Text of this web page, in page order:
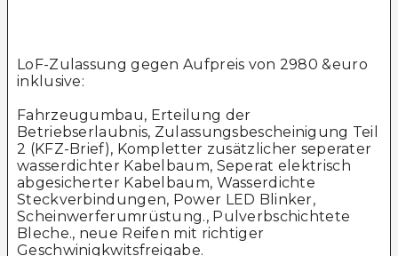
LoF-Zulassung gegen Aufpreis von 2980 &euro
inklusive:
Fahrzeugumbau, Erteilung der
Betriebserlaubnis, Zulassungsbescheinigung Teil
2 (KFZ-Brief), Kompletter zusätzlicher seperater
wasserdichter Kabelbaum, Seperat elektrisch
abgesicherter Kabelbaum, Wasserdichte
Steckverbindungen, Power LED Blinker,
Scheinwerferumrüstung., Pulverbschichtete
Bleche., neue Reifen mit richtiger
Geschwinigkwitsfreigabe.